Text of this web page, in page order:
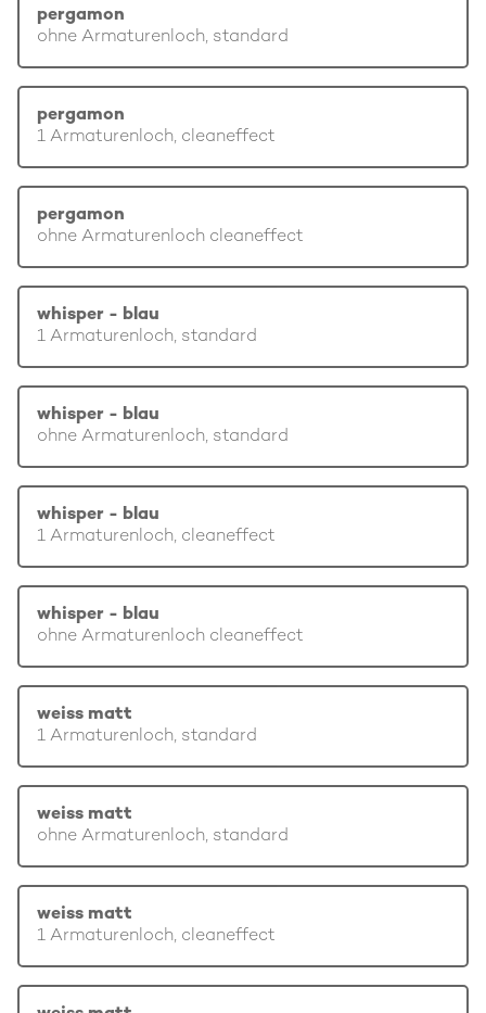
pergamon
ohne Armaturenloch, standard
pergamon
1 Armaturenloch, cleaneffect
pergamon
ohne Armaturenloch cleaneffect
whisper - blau
1 Armaturenloch, standard
whisper - blau
ohne Armaturenloch, standard
whisper - blau
1 Armaturenloch, cleaneffect
whisper - blau
ohne Armaturenloch cleaneffect
weiss matt
1 Armaturenloch, standard
weiss matt
ohne Armaturenloch, standard
weiss matt
1 Armaturenloch, cleaneffect